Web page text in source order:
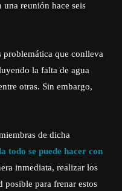
reunión hace seis
problemática que conlleva
la falta de agua
otras. Sin embargo,
de dicha
todo se puede hacer con
inmediata, realizar los
posible para frenar estos